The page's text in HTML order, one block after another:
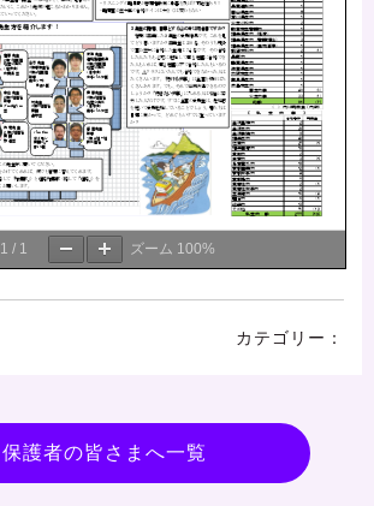
1 / 1 ズーム 100%
保護者の皆さまへ一覧